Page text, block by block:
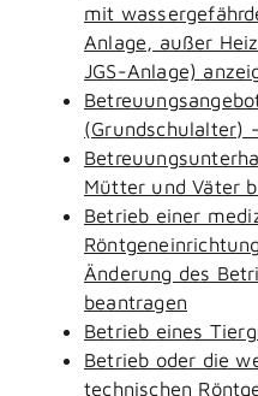
mit
Anlage, außer
JGS-Anlage)
(Grundschulalter)
Mütter und Väter
Betrieb einer
Änderung des
beantragen
Betrieb eines
Betrieb oder die
technischen